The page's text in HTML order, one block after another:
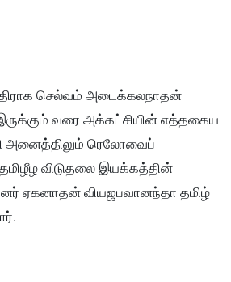
எதிராக செல்வம் அடைக்கலநாதன்
வரை அக்கட்சியின் எத்தகைய
அனைத்திலும் ரெலோவைப்
விடுதலை இயக்கத்தின்
ஏகனாதன் வியஜபவானந்தா தமிழ்